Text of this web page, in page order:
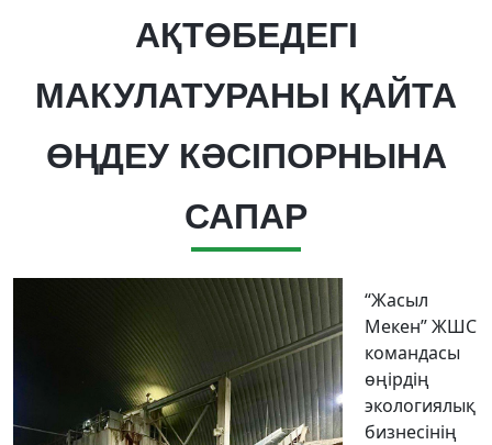
АҚТӨБЕДЕГІ
МАКУЛАТУРАНЫ ҚАЙТА
ӨҢДЕУ КӘСІПОРНЫНА
САПАР
“Жасыл
Мекен” ЖШС
командасы
өңірдің
экологиялық
бизнесінің